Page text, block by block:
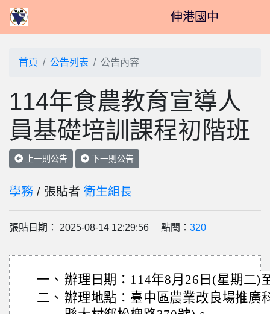
伸港國中
首頁 公告列表 公告內容
114年食農教育宣導人
員基礎培訓課程初階班
上一則公告 下一則公告
學務 / 張貼者 衛生組長
張貼日期： 2025-08-14 12:29:56 點閱： 320
一、 辦理日期：114年8月26日(星期二)
二、 辦理地點：臺中區農業改良場推廣